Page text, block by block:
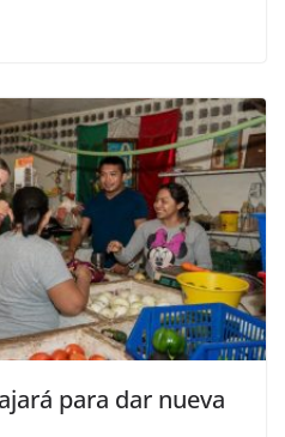
para dar nueva